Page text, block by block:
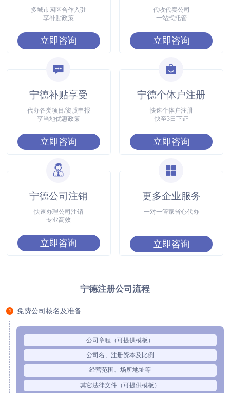
多城市园区合作入驻
享补贴政策
立即咨询
代收代卖公司
一站式托管
立即咨询
宁德补贴享受
代办各类项目/资质申报
享当地优惠政策
立即咨询
宁德个体户注册
快速个体户注册
快至3日下证
立即咨询
宁德公司注销
快速办理公司注销
专业高效
立即咨询
更多企业服务
一对一管家省心代办
立即咨询
宁德注册公司流程
1 免费公司核名及准备
公司章程（可提供模板）
公司名、注册资本及比例
经营范围、场所地址等
其它法律文件（可提供模板）